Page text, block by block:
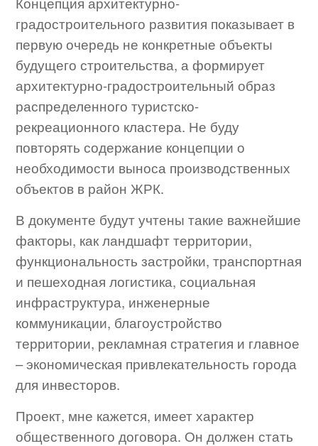
градостроительного развития показывает в
первую очередь не конкретные объекты
будущего строительства, а формирует
архитектурно-градостроительный образ
распределенного туристско-
рекреационного кластера. Не буду
повторять содержание концепции о
необходимости выноса производственных
объектов в район ЖРК.
В документе будут учтены такие важнейшие
факторы, как ландшафт территории,
функциональность застройки, транспортная
и пешеходная логистика, социальная
инфраструктура, инженерные
коммуникации, благоустройство
территории, рекламная стратегия и главное
– экономическая привлекательность города
для инвесторов.
Проект, мне кажется, имеет характер
общественного договора. Он должен стать